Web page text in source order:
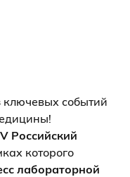
ключевых событий
Российский
которого
лабораторной